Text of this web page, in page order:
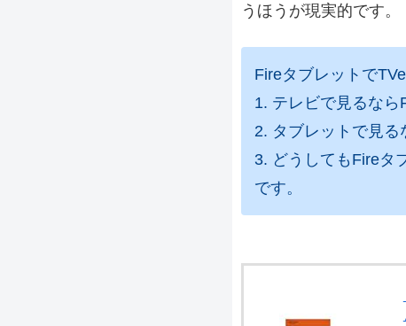
うほうが現実的です。
Fireタブレットで
1. テレビで見るなら
2. タブレットで見
3. どうしてもFireタ
です。